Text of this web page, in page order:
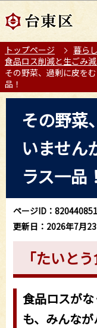
の
ー
ジ
の
先
トップページ 暮ら
食品ロス削減と生ごみ
その野菜、過剰に皮を
品！
その野菜
いません
ラス一品！
ページID：820440851
更新日：2026年7月
「たいと
食品ロスが
も、みんなが